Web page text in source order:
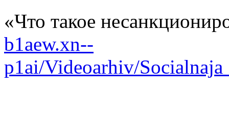
«Что такое
b1aew.xn--
p1ai/Videoarhiv/